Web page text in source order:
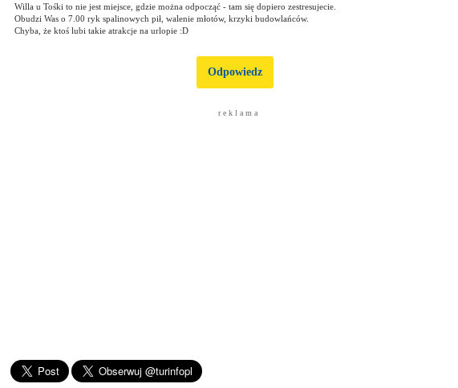
Willa u Tośki to nie jest miejsce, gdzie można odpocząć - tam się dopiero zestresujecie.
Obudzi Was o 7.00 ryk spalinowych pił, walenie młotów, krzyki budowlańców.
Chyba, że ktoś lubi takie atrakcje na urlopie :D
Odpowiedz
r e k l a m a